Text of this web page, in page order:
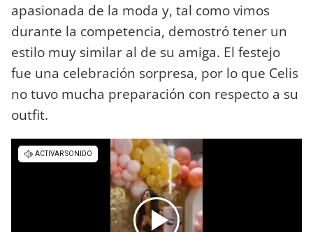
apasionada de la moda y, tal como vimos
durante la competencia, demostró tener un
estilo muy similar al de su amiga. El festejo
fue una celebración sorpresa, por lo que Celis
no tuvo mucha preparación con respecto a su
outfit.